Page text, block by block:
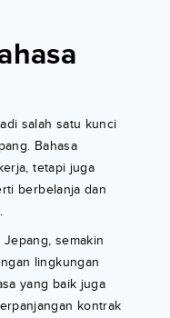
salah satu kunci
Bahasa
tetapi juga
berbelanja dan
Jepang, semakin
lingkungan
yang baik juga
kontrak